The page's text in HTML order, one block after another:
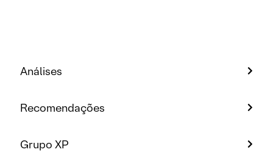
Análises
Recomendações
Grupo XP